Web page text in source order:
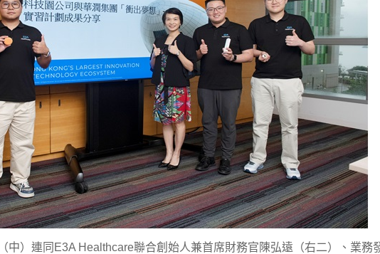
中）連同E3A Healthcare聯合創始人兼首席財務官陳弘遠（右二）、業務